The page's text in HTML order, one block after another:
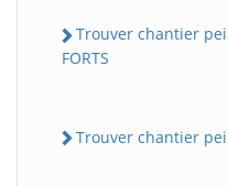
Trouver chantier
FORTS
Trouver chantier